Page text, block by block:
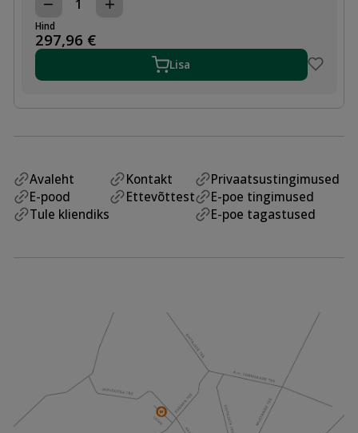
TOLERANTSMUHV
DN100,
104-
132mm,
EPDM/A2,
kogus
Hind
297,96 €
Lisa
Avaleht
E-pood
Tule kliendiks
Kontakt
Ettevõttest
Privaatsustingimused
E-poe tingimused
E-poe tagastused